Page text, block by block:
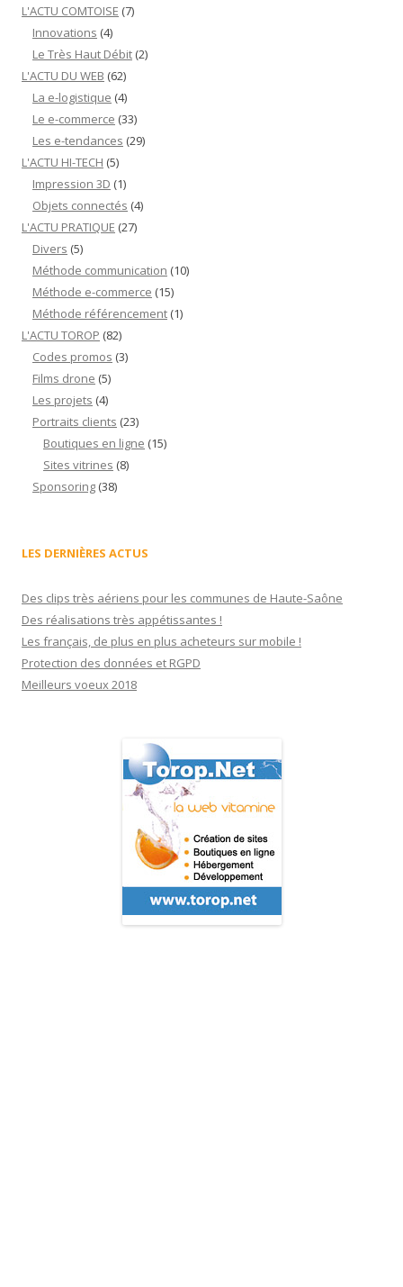
L'ACTU COMTOISE (7)
Innovations (4)
Le Très Haut Débit (2)
L'ACTU DU WEB (62)
La e-logistique (4)
Le e-commerce (33)
Les e-tendances (29)
L'ACTU HI-TECH (5)
Impression 3D (1)
Objets connectés (4)
L'ACTU PRATIQUE (27)
Divers (5)
Méthode communication (10)
Méthode e-commerce (15)
Méthode référencement (1)
L'ACTU TOROP (82)
Codes promos (3)
Films drone (5)
Les projets (4)
Portraits clients (23)
Boutiques en ligne (15)
Sites vitrines (8)
Sponsoring (38)
LES DERNIÈRES ACTUS
Des clips très aériens pour les communes de Haute-Saône
Des réalisations très appétissantes !
Les français, de plus en plus acheteurs sur mobile !
Protection des données et RGPD
Meilleurs voeux 2018